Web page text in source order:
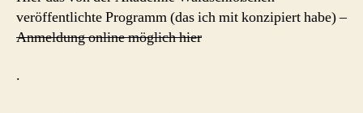
was
veröffentlichte Programm (das ich mit konzipiert habe) –
Anmeldung online möglich hier
.